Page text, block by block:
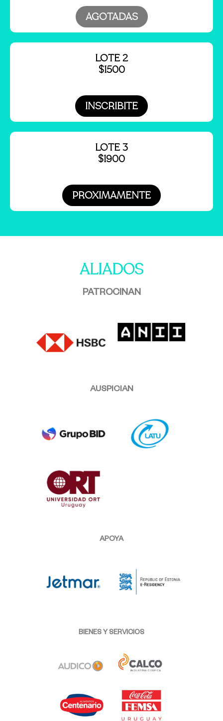
AGOTADAS
LOTE 2
$1500
INSCRIBITE
LOTE 3
$1900
PROXIMAMENTE
ALIADOS
PATROCINAN
AUSPICIAN
APOYA
BIENES Y SERVICIOS